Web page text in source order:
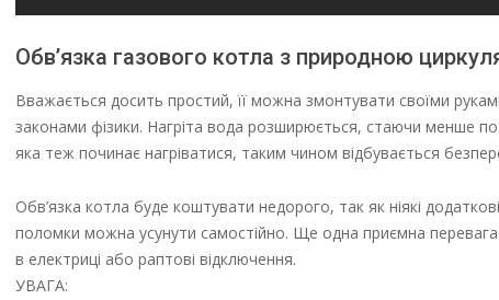
Обв’язка газового котла з природною
Вважається досить простий, її можна змонтувати своїми
законами фізики. Нагріта вода розширюється, стаючи менше по
яка теж починає нагріватися, таким чином відбувається
Обв’язка котла буде коштувати недорого, так як ніякі
поломки можна усунути самостійно. Ще одна приємна
в електриці або раптові відключення.
УВАГА: